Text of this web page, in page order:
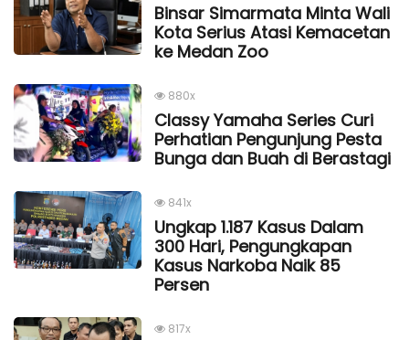
Binsar Simarmata Minta Wali
Kota Serius Atasi Kemacetan
ke Medan Zoo
880x
Classy Yamaha Series Curi
Perhatian Pengunjung Pesta
Bunga dan Buah di Berastagi
841x
Ungkap 1.187 Kasus Dalam
300 Hari, Pengungkapan
Kasus Narkoba Naik 85
Persen
817x